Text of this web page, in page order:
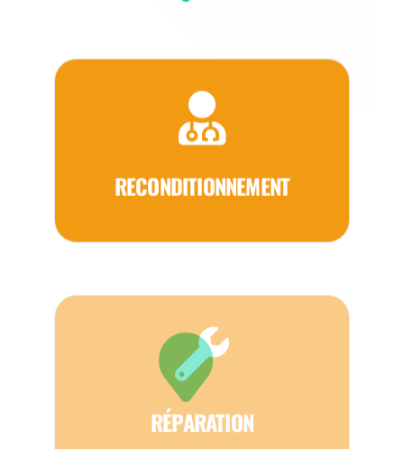
RECONDITIONNEMENT
RÉPARATION